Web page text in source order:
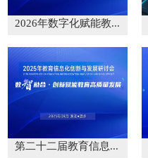
2026年数字化赋能教...
第二十二届教育信息...